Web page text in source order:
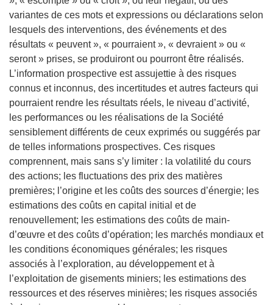
variantes de ces mots et expressions ou déclarations selon
lesquels des interventions, des événements et des
résultats « peuvent », « pourraient », « devraient » ou «
seront » prises, se produiront ou pourront être réalisés.
L’information prospective est assujettie à des risques
connus et inconnus, des incertitudes et autres facteurs qui
pourraient rendre les résultats réels, le niveau d’activité,
les performances ou les réalisations de la Société
sensiblement différents de ceux exprimés ou suggérés par
de telles informations prospectives. Ces risques
comprennent, mais sans s’y limiter : la volatilité du cours
des actions; les fluctuations des prix des matières
premières; l’origine et les coûts des sources d’énergie; les
estimations des coûts en capital initial et de
renouvellement; les estimations des coûts de main-
d’œuvre et des coûts d’opération; les marchés mondiaux et
les conditions économiques générales; les risques
associés à l’exploration, au développement et à
l’exploitation de gisements miniers; les estimations des
ressources et des réserves minières; les risques associés